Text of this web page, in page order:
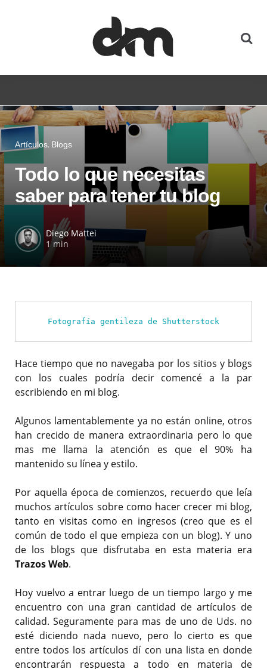
Artículos Blogs
Todo lo que necesitas
saber para tener tu blog
Diego Mattei
1 min
Fotografía gentileza de Shutterstock
Hace tiempo que no navegaba por los sitios y blogs
con los cuales podría decir comencé a la par
escribiendo en mi blog.
Algunos lamentablemente ya no están online, otros
han crecido de manera extraordinaria pero lo que
mas me llama la atención es que el 90% ha
mantenido su línea y estilo.
Por aquella época de comienzos, recuerdo que leía
muchos artículos sobre como hacer crecer mi blog,
tanto en visitas como en ingresos (creo que es el
común de todo el que empieza con un blog). Y uno
de los blogs que disfrutaba en esta materia era
Trazos Web.
Hoy vuelvo a entrar luego de un tiempo largo y me
encuentro con una gran cantidad de artículos de
calidad. Seguramente para mas de uno de Uds. no
esté diciendo nada nuevo, pero lo cierto es que
entre todos los artículos dí con una lista en donde
encontrarán respuesta a todo en materia de